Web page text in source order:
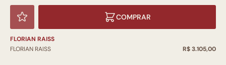
COMPRAR
FLORIAN RAISS
FLORIAN RAISS
R$ 3.105,00